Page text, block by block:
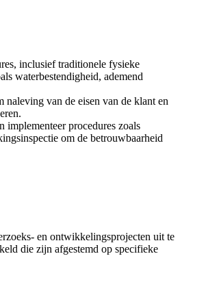
inclusief traditionele fysieke
waterbestendigheid, ademend
naleving van de eisen van de klant en
implementeer procedures zoals
om de betrouwbaarheid
en ontwikkelingsprojecten uit te
die zijn afgestemd op specifieke